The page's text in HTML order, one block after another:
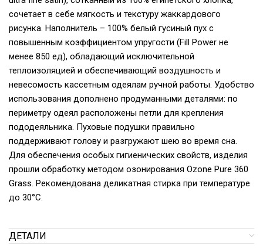
сочетает в себе мягкость и текстуру жаккардового
рисунка. Наполнитель – 100% белый гусиный пух с
повышенным коэффициентом упругости (Fill Power не
менее 850 ед), обладающий исключительной
теплоизоляцией и обеспечивающий воздушность и
невесомость кассетным одеялам ручной работы. Удобство
использования дополнено продуманными деталями: по
периметру одеял расположены петли для крепления
пододеяльника. Пуховые подушки правильно
поддерживают голову и разгружают шею во время сна.
Для обеспечения особых гигиенических свойств, изделия
прошли обработку методом озонирования Ozone Pure 360
Grass. Рекомендована деликатная стирка при температуре
до 30°С.
ДЕТАЛИ